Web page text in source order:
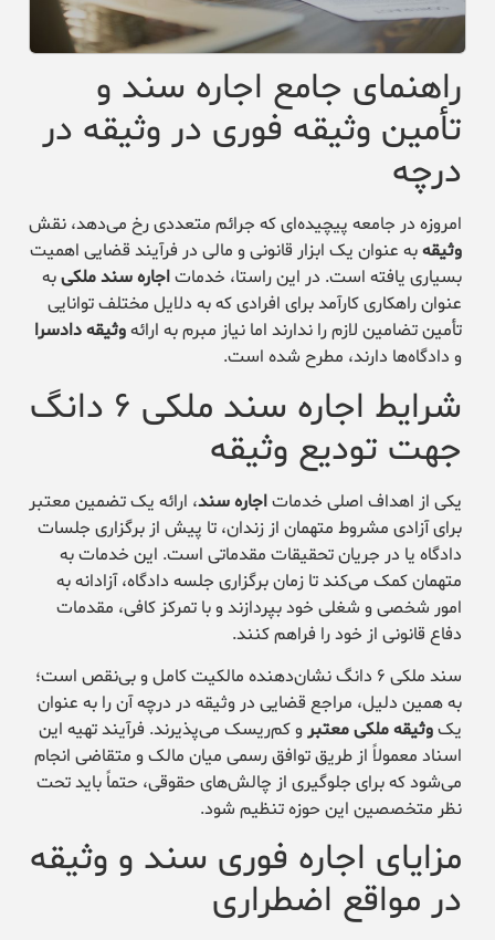
راهنمای جامع اجاره سند و
تأمین وثیقه فوری در وثیقه در
درچه
امروزه در جامعه پیچیده‌ای که جرائم متعددی رخ می‌دهد، نقش
وثیقهبه عنوان یک ابزار قانونی و مالی در فرآیند قضایی اهمیت
بسیاری یافته است. در این راستا، خدماتاجاره سند ملکیبه
عنوان راهکاری کارآمد برای افرادی که به دلایل مختلف توانایی
تأمین تضامین لازم را ندارند اما نیاز مبرم به ارائهوثیقه دادسرا
و دادگاه‌ها دارند، مطرح شده است.
شرایط اجاره سند ملکی ۶ دانگ
جهت تودیع وثیقه
یکی از اهداف اصلی خدماتاجاره سند، ارائه یک تضمین معتبر
برای آزادی مشروط متهمان از زندان، تا پیش از برگزاری جلسات
دادگاه یا در جریان تحقیقات مقدماتی است. این خدمات به
متهمان کمک می‌کند تا زمان برگزاری جلسه دادگاه، آزادانه به
امور شخصی و شغلی خود بپردازند و با تمرکز کافی، مقدمات
دفاع قانونی از خود را فراهم کنند.
سند ملکی ۶ دانگ نشان‌دهنده مالکیت کامل و بی‌نقص است؛
به همین دلیل، مراجع قضایی در وثیقه در درچه آن را به عنوان
یکوثیقه ملکی معتبرو کم‌ریسک می‌پذیرند. فرآیند تهیه این
اسناد معمولاً از طریق توافق رسمی میان مالک و متقاضی انجام
می‌شود که برای جلوگیری از چالش‌های حقوقی، حتماً باید تحت
نظر متخصصین این حوزه تنظیم شود.
مزایای اجاره فوری سند و وثیقه
در مواقع اضطراری